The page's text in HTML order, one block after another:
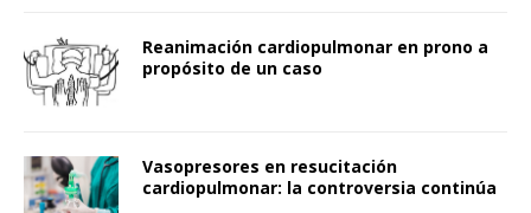
Reanimación cardiopulmonar en prono a
propósito de un caso
Vasopresores en resucitación
cardiopulmonar: la controversia continúa